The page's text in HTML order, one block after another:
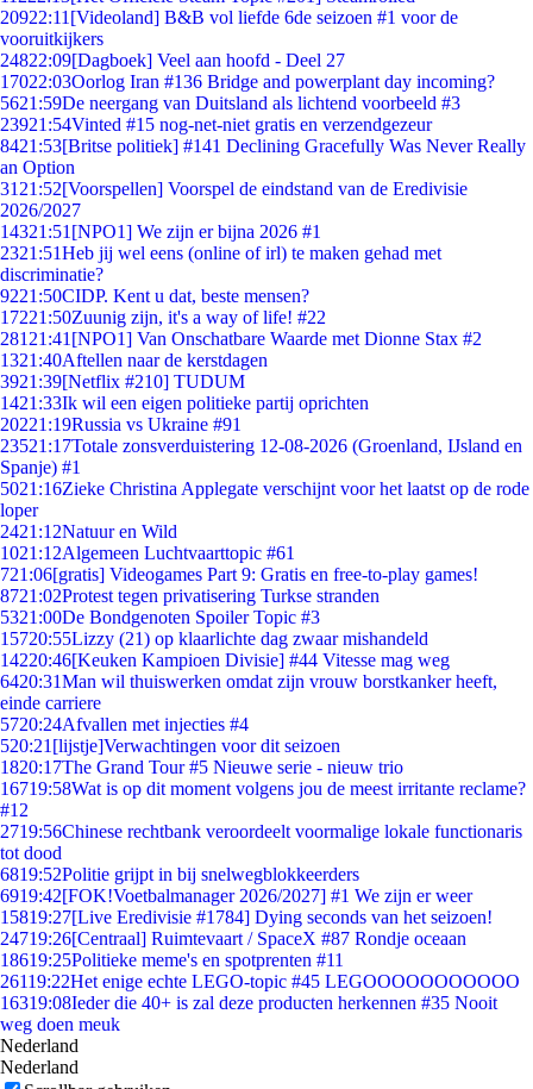
20922:11 [Videoland] B&B vol liefde 6de seizoen #1 voor de
vooruitkijkers
24822:09[Dagboek] Veel aan hoofd - Deel 27
17022:03Oorlog Iran #136 Bridge and powerplant day incoming?
5621:59De neergang van Duitsland als lichtend voorbeeld #3
23921:54Vinted #15 nog-net-niet gratis en verzendgezeur
8421:53[Britse politiek] #141 Declining Gracefully Was Never Really
an Option
31 21:52[Voorspellen] Voorspel de eindstand van de Eredivisie
2026/2027
14321:51 [NPO1] We zijn er bijna 2026 #1
2321:51Heb jij wel eens (online of irl) te maken gehad met
discriminatie?
9221:50CIDP. Kent u dat, beste mensen?
17221:50Zuunig zijn, it's a way of life! #22
281 21:41 [NPO1] Van Onschatbare Waarde met Dionne Stax #2
1321:40Aftellen naar de kerstdagen
3921:39[Netflix #210] TUDUM
1421:33Ik wil een eigen politieke partij oprichten
20221:19Russia vs Ukraine #91
23521:17Totale zonsverduistering 12-08-2026 (Groenland, IJsland en
Spanje) #1
5021:16Zieke Christina Applegate verschijnt voor het laatst op de rode
loper
2421:12Natuur en Wild
1021:12Algemeen Luchtvaarttopic #61
721:06[gratis] Videogames Part 9: Gratis en free-to-play games!
8721:02Protest tegen privatisering Turkse stranden
5321:00De Bondgenoten Spoiler Topic #3
15720:55Lizzy (21) op klaarlichte dag zwaar mishandeld
14220:46[Keuken Kampioen Divisie] #44 Vitesse mag weg
6420:31Man wil thuiswerken omdat zijn vrouw borstkanker heeft,
einde carriere
5720:24Afvallen met injecties #4
520:21 [lijstje]Verwachtingen voor dit seizoen
1820:17The Grand Tour #5 Nieuwe serie - nieuw trio
16719:58Wat is op dit moment volgens jou de meest irritante reclame?
#12
2719:56Chinese rechtbank veroordeelt voormalige lokale functionaris
tot dood
6819:52Politie grijpt in bij snelwegblokkeerders
6919:42[FOK!Voetbalmanager 2026/2027] #1 We zijn er weer
15819:27[Live Eredivisie #1784] Dying seconds van het seizoen!
24719:26[Centraal] Ruimtevaart / SpaceX #87 Rondje oceaan
18619:25Politieke meme's en spotprenten #11
26119:22Het enige echte LEGO-topic #45 LEGOOOOOOOOOOO
16319:08Ieder die 40+ is zal deze producten herkennen #35 Nooit
weg doen meuk
Nederland
Nederland